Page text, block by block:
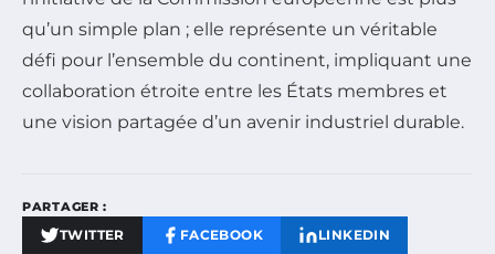
qu’un simple plan ; elle représente un véritable
défi pour l’ensemble du continent, impliquant une
collaboration étroite entre les États membres et
une vision partagée d’un avenir industriel durable.
PARTAGER :
TWITTER FACEBOOK LINKEDIN